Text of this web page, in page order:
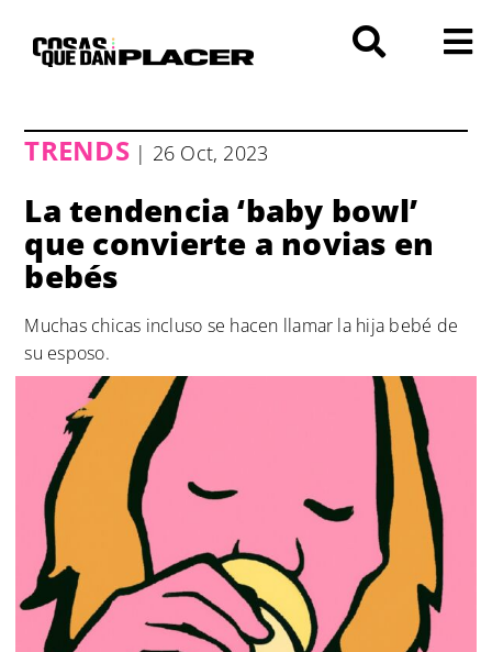
contenido
TRENDS| 26 Oct, 2023
La tendencia ‘baby bowl’
que convierte a novias en
bebés
Muchas chicas incluso se hacen llamar la hija bebé de
su esposo.